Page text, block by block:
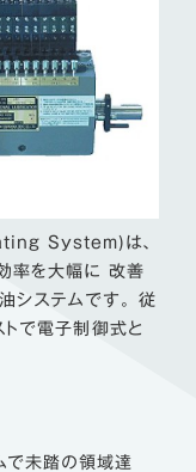
System)は、
率を大幅に 改善
システムです。 従
で電子制御式と
で未踏の領域達